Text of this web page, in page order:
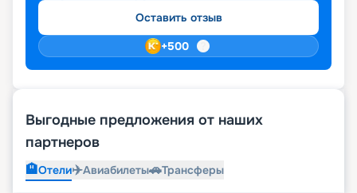
Оставить отзыв
+500
Выгодные предложения от наших
партнеров
🏨Отели✈️Авиабилеты🚗Трансферы